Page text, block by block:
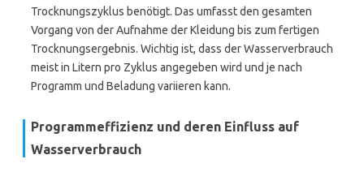
Trocknungszyklus benötigt. Das umfasst den gesamten
Vorgang von der Aufnahme der Kleidung bis zum fertigen
Trocknungsergebnis. Wichtig ist, dass der Wasserverbrauch
meist in Litern pro Zyklus angegeben wird und je nach
Programm und Beladung variieren kann.
Programmeffizienz und deren Einfluss auf
Wasserverbrauch